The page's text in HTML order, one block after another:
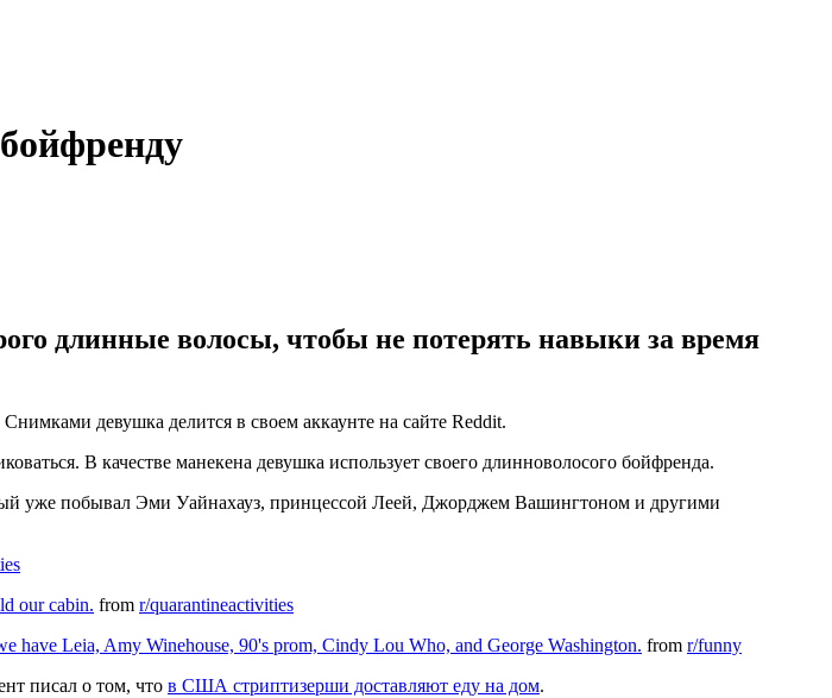
длинные волосы, чтобы не потерять навыки за время
девушка делится в своем аккаунте на сайте Reddit.
В качестве манекена девушка использует своего длинноволосого бойфренда.
уже побывал Эми Уайнахауз, принцессой Леей, Джорджем Вашингтоном и другими
our cabin. from r/quarantineactivities
have Leia, Amy Winehouse, 90's prom, Cindy Lou Who, and George Washington. from r/funny
писал о том, что в США стриптизерши доставляют еду на дом.